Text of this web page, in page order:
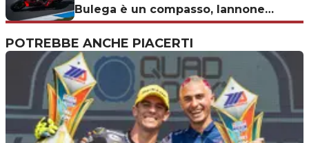
Bulega è un compasso, Iannone
insegue
POTREBBE ANCHE PIACERTI